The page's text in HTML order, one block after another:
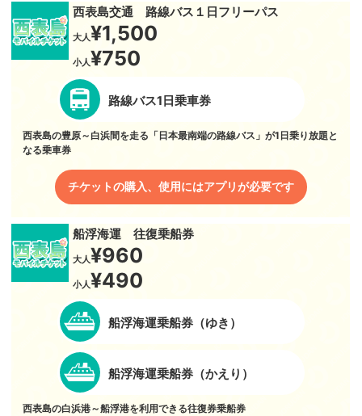
西表島交通 路線バス１日フリーパス
大人¥1,500
小人¥750
路線バス1日乗車券
西表島の豊原～白浜間を走る「日本最南端の路線バス」が1日乗り放題と
なる乗車券
チケットの購入、使用にはアプリが必要です
船浮海運 往復乗船券
大人¥960
小人¥490
船浮海運乗船券（ゆき）
船浮海運乗船券（かえり）
西表島の白浜港～船浮港を利用できる往復券乗船券